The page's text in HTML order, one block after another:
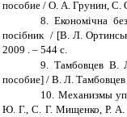
пособие / О. А. Грунин, С.
8. Економічна
посібник / [В. Л.
2009 . – 544 с.
9. Тамбовцев В.
пособие] / В. Л.
10. Механизмы
Ю. Г., С. Г. Мищенко, Р. А.